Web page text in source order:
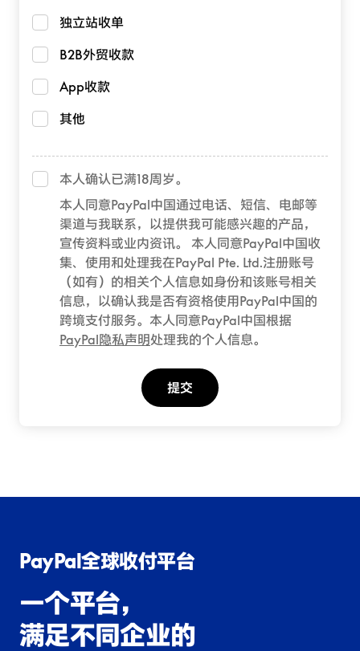
独立站收单
B2B外贸收款
App收款
其他
本人确认已满18周岁。
本人同意PayPal中国通过电话、短信、电邮等
渠道与我联系，以提供我可能感兴趣的产品，
宣传资料或业内资讯。 本人同意PayPal中国收
集、使用和处理我在PayPal Pte. Ltd.注册账号
（如有）的相关个人信息如身份和该账号相关
信息，以确认我是否有资格使用PayPal中国的
跨境支付服务。本人同意PayPal中国根据
PayPal隐私声明处理我的个人信息。
提交
PayPal全球收付平台
一个平台，
满足不同企业的